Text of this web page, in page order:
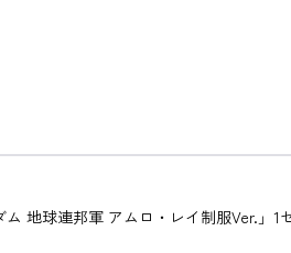
地球連邦軍 アムロ・レイ制服Ver.」1